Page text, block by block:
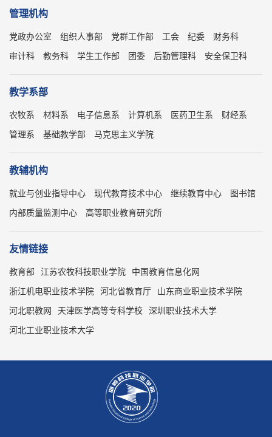
管理机构
党政办公室 组织人事部 党群工作部 工会 纪委
财务科
审计科
教务科 学生工作部 团委 后勤管理科 安全保卫科
教学系部
农牧系 材料系 电子信息系 计算机系 医药卫生系
财经系
管理系
基础教学部 马克思主义学院
教辅机构
就业与创业指导中心 现代教育技术中心 继续教育中心
图书馆
内部质量监测中心
高等职业教育研究所
友情链接
教育部 江苏农牧科技职业学院 中国教育信息化网
浙江机电职业技术学院 河北省教育厅 山东商业职业技术学院
河北职教网 天津医学高等专科学校 深圳职业技术大学
河北工业职业技术大学